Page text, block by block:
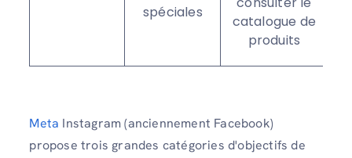
spéciales
catalogue de
produits
Meta Instagram (anciennement Facebook)
propose trois grandes catégories d'objectifs de